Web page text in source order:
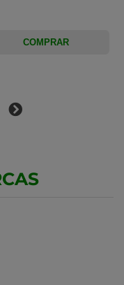
COMPRAR